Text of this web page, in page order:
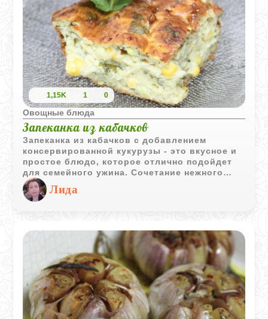
1,15K 1 0
Овощные блюда
Запеканка из кабачков
Запеканка из кабачков с добавлением
консервированной кукурузы - это вкусное и
простое блюдо, которое отлично подойдет
для семейного ужина. Сочетание нежного
кабачка и сладкой кукурузы создает
гармоничный вкус, который наверняка
понравится всем членам семьи.
Приготовление не займет много времени, а
Лида